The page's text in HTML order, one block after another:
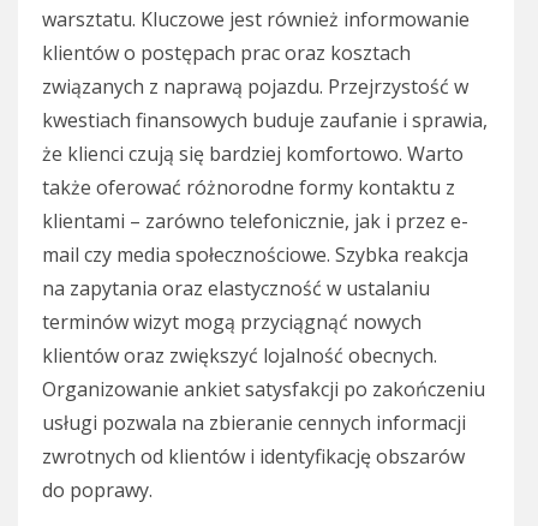
warsztatu. Kluczowe jest również informowanie
klientów o postępach prac oraz kosztach
związanych z naprawą pojazdu. Przejrzystość w
kwestiach finansowych buduje zaufanie i sprawia,
że klienci czują się bardziej komfortowo. Warto
także oferować różnorodne formy kontaktu z
klientami – zarówno telefonicznie, jak i przez e-
mail czy media społecznościowe. Szybka reakcja
na zapytania oraz elastyczność w ustalaniu
terminów wizyt mogą przyciągnąć nowych
klientów oraz zwiększyć lojalność obecnych.
Organizowanie ankiet satysfakcji po zakończeniu
usługi pozwala na zbieranie cennych informacji
zwrotnych od klientów i identyfikację obszarów
do poprawy.